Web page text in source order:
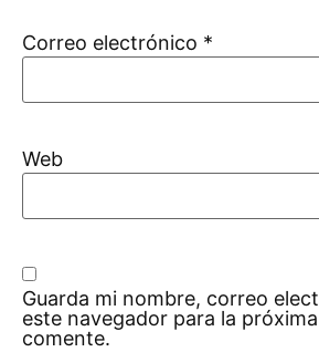
Correo electrónico *
Web
Guarda mi nombre, correo
este navegador para la
comente.